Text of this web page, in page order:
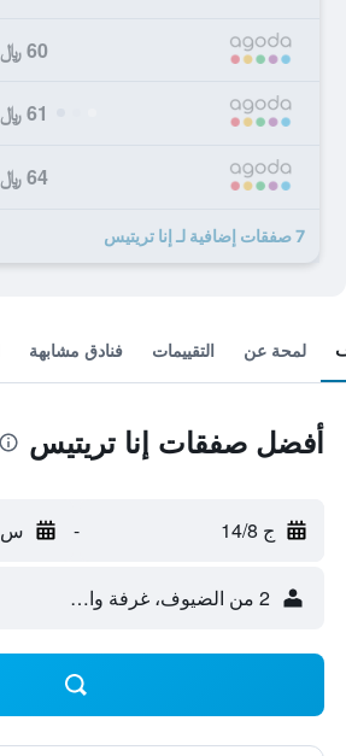
60 ﷼
61 ﷼
64 ﷼
7 صفقات إضافية لـ إنا تريتيس
لمحة عن التقييمات فنادق مشابهة
أفضل صفقات إنا تريتيس
ج 14/8 - س 15/8
2 من الضيوف، غرفة واحدة